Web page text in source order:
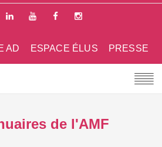
PRESSE
ESPACE ÉLUS
AD
de l'AMF